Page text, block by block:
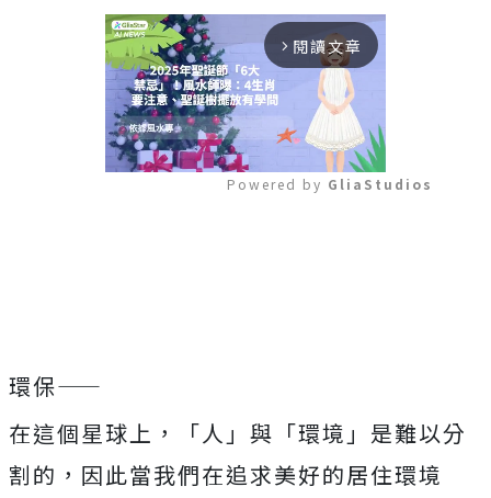
arrow_forward_ios 閱讀文章
Powered by GliaStudios
環保——
在這個星球上，「人」與「環境」是難以分
割的，因此當我們在追求美好的居住環境